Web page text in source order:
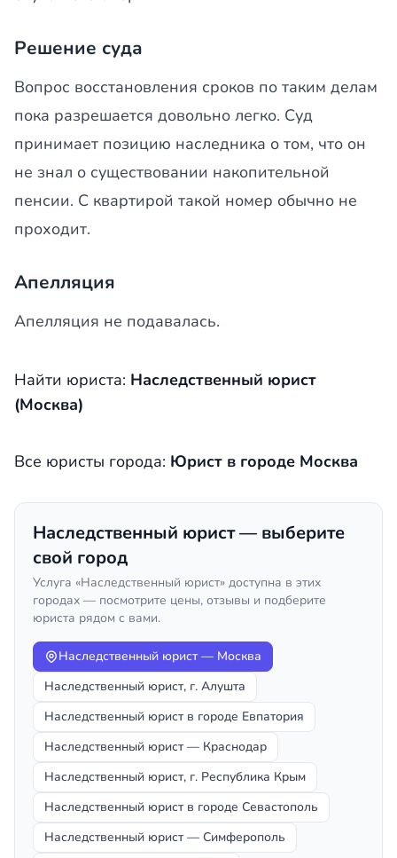
Решение суда
Вопрос восстановления сроков по таким делам
пока разрешается довольно легко. Суд
принимает позицию наследника о том, что он
не знал о существовании накопительной
пенсии. С квартирой такой номер обычно не
проходит.
Апелляция
Апелляция не подавалась.
Найти юриста: Наследственный юрист
(Москва)
Все юристы города: Юрист в городе Москва
Наследственный юрист — выберите
свой город
Услуга «Наследственный юрист» доступна в этих
городах — посмотрите цены, отзывы и подберите
юриста рядом с вами.
Наследственный юрист — Москва
Наследственный юрист, г. Алушта
Наследственный юрист в городе Евпатория
Наследственный юрист — Краснодар
Наследственный юрист, г. Республика Крым
Наследственный юрист в городе Севастополь
Наследственный юрист — Симферополь